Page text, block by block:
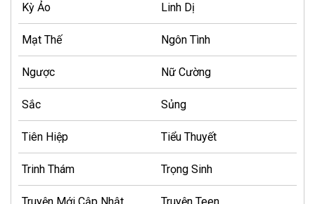
Kỳ Ảo Linh Dị
Mạt Thế Ngôn Tình
Ngược Nữ Cường
Sắc Sủng
Tiên Hiệp Tiểu Thuyết
Trinh Thám Trọng Sinh